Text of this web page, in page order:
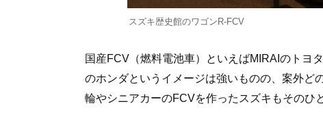
スズキ歴史館のワゴンR-FCV
国産FCV（燃料電池車）といえばMIRAIのトヨ
のホンダというイメージは強いものの、案外ど
輪やシニアカーのFCVを作ったスズキもそのひ